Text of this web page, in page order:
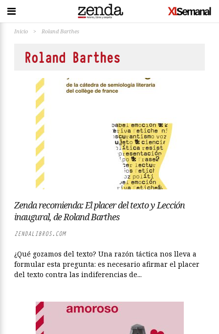
Inicio > Roland Barthes
Roland Barthes
Zenda recomienda: El placer del texto y Lección
inaugural, de Roland Barthes
ZENDALIBROS.COM
¿Qué gozamos del texto? Una razón táctica nos lleva a
formular esta pregunta: es necesario afirmar el placer
del texto contra las indiferencias de...